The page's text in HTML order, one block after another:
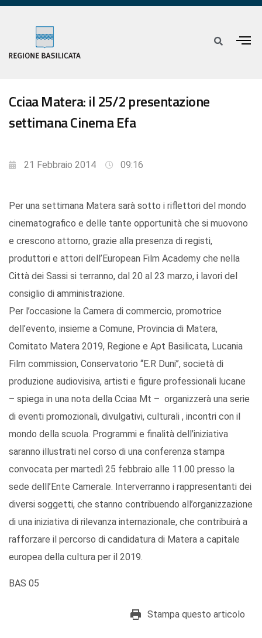
Cciaa Matera: il 25/2 presentazione
settimana Cinema Efa
21 Febbraio 2014 09:16
Per una settimana Matera sarà sotto i riflettori del mondo
cinematografico e delle tante opportunità che si muovono
e crescono attorno, grazie alla presenza di registi,
produttori e attori dell’European Film Academy che nella
Città dei Sassi si terranno, dal 20 al 23 marzo, i lavori del
consiglio di amministrazione.
Per l’occasione la Camera di commercio, promotrice
dell’evento, insieme a Comune, Provincia di Matera,
Comitato Matera 2019, Regione e Apt Basilicata, Lucania
Film commission, Conservatorio “E.R Duni’’, società di
produzione audiovisiva, artisti e figure professionali lucane
– spiega in una nota della Cciaa Mt – organizzerà una serie
di eventi promozionali, divulgativi, culturali , incontri con il
mondo della scuola. Programmi e finalità dell’iniziativa
saranno illustrati nel corso di una conferenza stampa
convocata per martedì 25 febbraio alle 11.00 presso la
sede delll’Ente Camerale. Interverranno i rappresentanti dei
diversi soggetti, che stanno contribuendo all’organizzazione
di una iniziativa di rilevanza internazionale, che contribuirà a
rafforzare il percorso di candidatura di Matera a capitale
europea della cultura per il 2019.
BAS 05
Stampa questo articolo